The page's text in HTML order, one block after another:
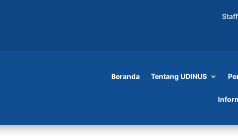
Staff
Beranda Tentang UDINUS